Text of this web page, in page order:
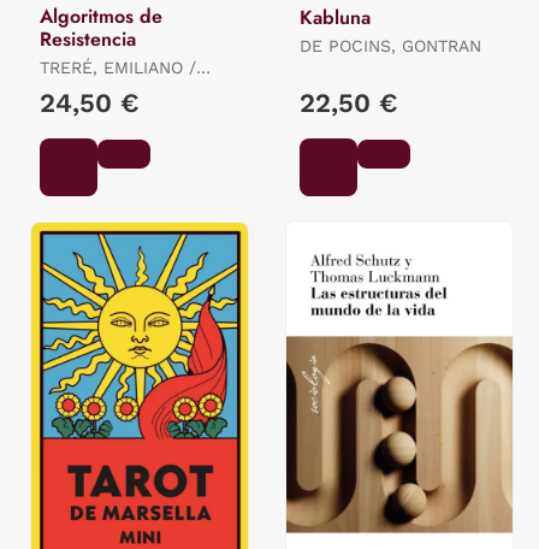
Algoritmos de
Resistencia
TRERÉ, EMILIANO /
24,50 €
Kabluna
DE POCINS, GONTRAN
22,50 €